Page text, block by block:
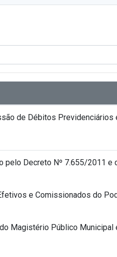
de Débitos Previdenciários
pelo Decreto Nº 7.655/2011 e
e Comissionados do
Magistério Público Municipal